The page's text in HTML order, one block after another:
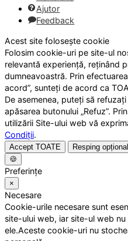
Ajutor
Feedback
Acest site folosește cookie
Folosim cookie-uri pe site-ul
relevantă experiență, reținând
dumneavoastră. Prin
acord”, sunteți de acord ca
De asemenea, puteți să
apăsarea butonului „Refuz”.
utilizării Site-ului web vă
Condiții.
Accept TOATE Resping
🍪
Preferințe
×
Necesare
Cookie-urile necesare sunt
site-ului web, iar site-ul web
ele.Aceste cookie-uri nu